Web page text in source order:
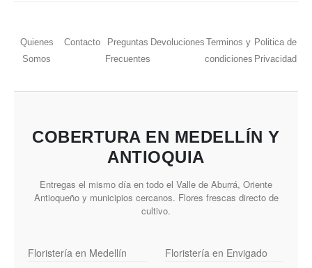
Quienes
Somos
Contacto
Preguntas
Frecuentes
Devoluciones Terminos y
condiciones
Politica de
Privacidad
COBERTURA EN MEDELLÍN Y
ANTIOQUIA
Entregas el mismo día en todo el Valle de Aburrá, Oriente
Antioqueño y municipios cercanos. Flores frescas directo de
cultivo.
Floristería en Medellín
Floristería en Envigado